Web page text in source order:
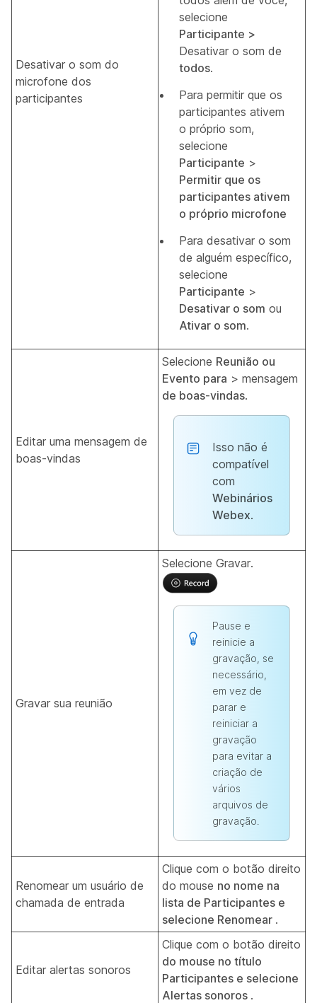
Desativar o som do
microfone dos
participantes
selecione
Participante >
Desativar o som de
todos.
Para permitir que os
participantes ativem
o próprio som,
selecione
Participante >
Permitir que os
participantes ativem
o próprio microfone
Para desativar o som
de alguém específico,
selecione
Participante >
Desativar o som ou
Ativar o som.
Editar uma mensagem de
boas-vindas
Selecione Reunião ou
Evento para > mensagem
de boas-vindas.
Isso não é
compatível
com
Webinários
Webex.
Gravar sua reunião
Selecione Gravar.
Pause e
reinicie a
gravação, se
necessário,
em vez de
parar e
reiniciar a
gravação
para evitar a
criação de
vários
arquivos de
gravação.
Renomear um usuário de
chamada de entrada
Clique com o botão direito
do mouse no nome na
lista de Participantes e
selecione Renomear .
Editar alertas sonoros
Clique com o botão direito
do mouse no título
Participantes e selecione
Alertas sonoros .